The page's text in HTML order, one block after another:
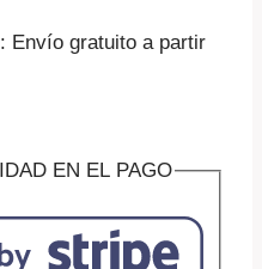
Envío gratuito a partir
EN EL PAGO